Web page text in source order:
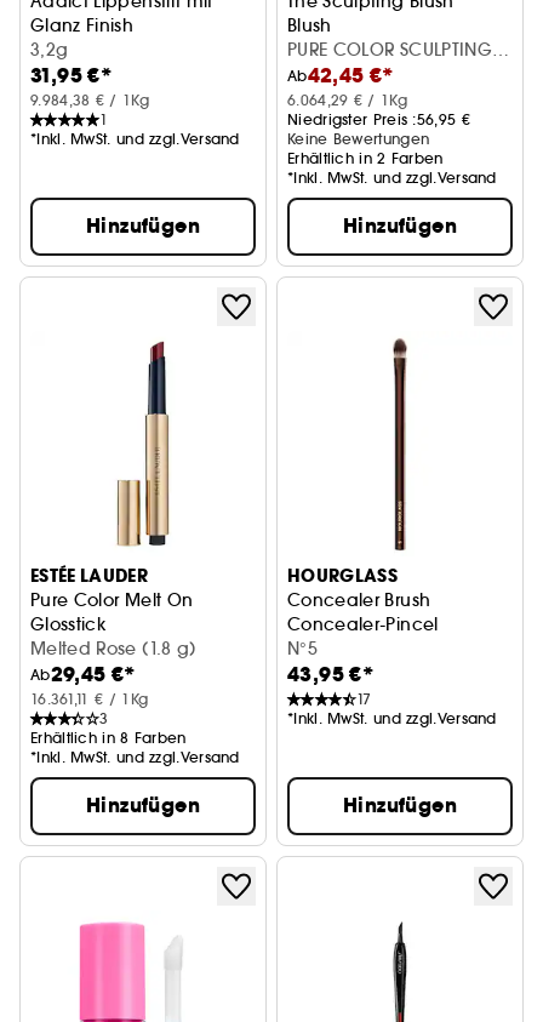
Glanz Finish
3,2g
31,95 €*
9.984,38 € / 1Kg
1
*Inkl. MwSt. und zzgl.Versand
Hinzufügen
Blush
PURE COLOR SCULPTING
BLUSH MAGNETIC GLOW
Ab42,45 €*
6.064,29 € / 1Kg
Niedrigster Preis :56,95 €
Keine Bewertungen
Erhältlich in 2 Farben
*Inkl. MwSt. und zzgl.Versand
Hinzufügen
ESTÉE LAUDER
Pure Color Melt On
Glosstick
Melted Rose (1.8 g)
Ab29,45 €*
16.361,11 € / 1Kg
3
Erhältlich in 8 Farben
*Inkl. MwSt. und zzgl.Versand
Hinzufügen
HOURGLASS
Concealer Brush
Concealer-Pincel
N°5
43,95 €*
17
*Inkl. MwSt. und zzgl.Versand
Hinzufügen